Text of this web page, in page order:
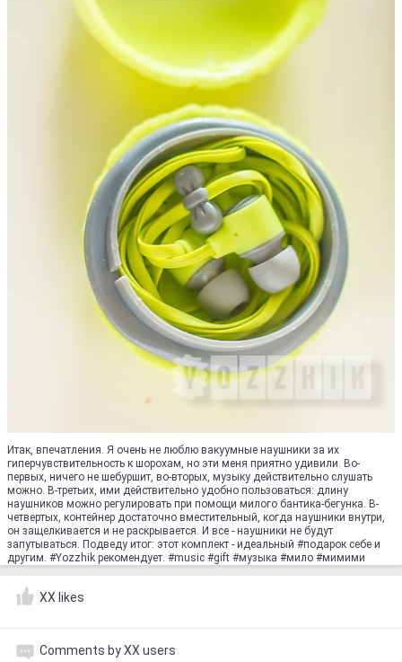
Итак, впечатления. Я очень не люблю вакуумные наушники за их
гиперчувствительность к шорохам, но эти меня приятно удивили. Во-
первых, ничего не шебуршит, во-вторых, музыку действительно слушать
можно. В-третьих, ими действительно удобно пользоваться: длину
наушников можно регулировать при помощи милого бантика-бегунка. В-
четвертых, контейнер достаточно вместительный, когда наушники внутри,
он защелкивается и не раскрывается. И все - наушники не будут
запутываться. Подведу итог: этот комплект - идеальный #подарок себе и
другим. #Yozzhik рекомендует. #music #gift #музыка #мило #мимими
XX likes
Comments by XX users